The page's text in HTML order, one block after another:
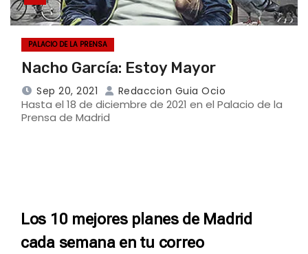
PALACIO DE LA PRENSA
Nacho García: Estoy Mayor
Sep 20, 2021 Redaccion Guia Ocio
Hasta el 18 de diciembre de 2021 en el Palacio de la
Prensa de Madrid
Los 10 mejores planes de Madrid
cada semana en tu correo